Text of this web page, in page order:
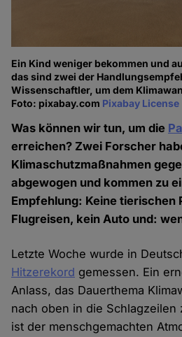
Ein Kind weniger bekommen und
das sind zwei der
Wissenschaftler, um dem
Foto: pixabay.com Pixabay License
Was können wir tun, um die
erreichen? Zwei Forscher
Klimaschutzmaßnahmen
abgewogen und kommen zu
Empfehlung: Keine tierischen
Flugreisen, kein Auto und:
Letzte Woche wurde in
Hitzerekord gemessen. Ein
Anlass, das Dauerthema
nach oben in die Schlagzeilen
ist der menschgemachten